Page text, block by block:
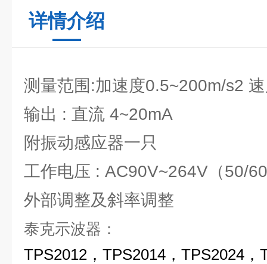
详情介绍
测量范围:加速度0.5~200m/s2
输出 : 直流 4~20mA
附振动感应器一只
工作电压 : AC90V~264V（50/
外部调整及斜率调整
泰克示波器：
TPS2012，TPS2014，TPS2024，